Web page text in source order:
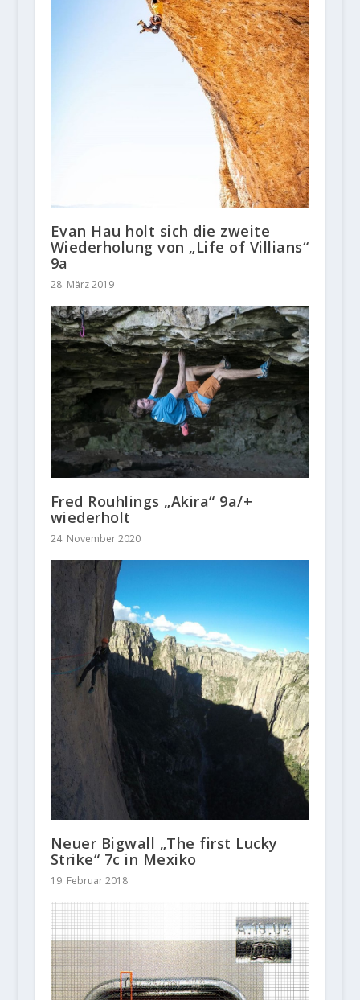
Evan Hau holt sich die zweite
Wiederholung von „Life of Villians“
9a
28. März 2019
Fred Rouhlings „Akira“ 9a/+
wiederholt
24. November 2020
Neuer Bigwall „The first Lucky
Strike“ 7c in Mexiko
19. Februar 2018